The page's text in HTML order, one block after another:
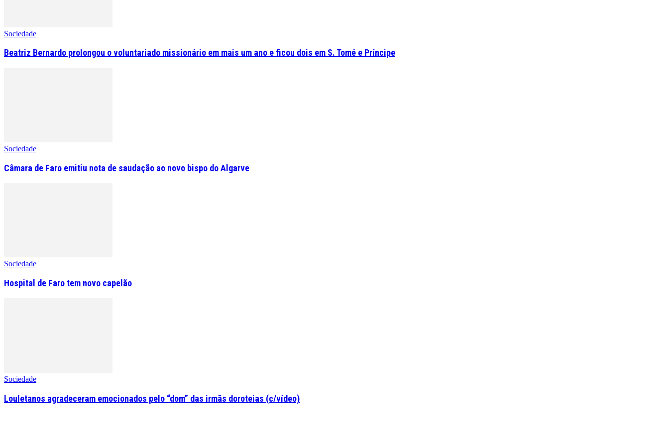
Sociedade
Beatriz Bernardo prolongou o voluntariado missionário em mais um ano e ficou dois em S. Tomé e Príncipe
Sociedade
Câmara de Faro emitiu nota de saudação ao novo bispo do Algarve
Sociedade
Hospital de Faro tem novo capelão
Sociedade
Louletanos agradeceram emocionados pelo “dom” das irmãs doroteias (c/vídeo)